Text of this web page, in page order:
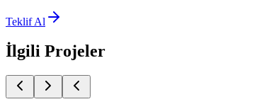
Teklif Al
İlgili Projeler